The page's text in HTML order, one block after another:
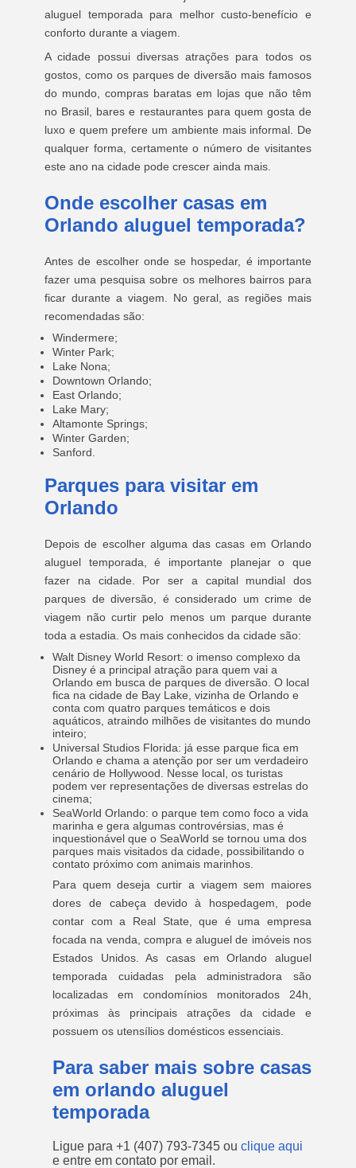
aluguel temporada para melhor custo-benefício e
conforto durante a viagem.
A cidade possui diversas atrações para todos os
gostos, como os parques de diversão mais famosos
do mundo, compras baratas em lojas que não têm
no Brasil, bares e restaurantes para quem gosta de
luxo e quem prefere um ambiente mais informal. De
qualquer forma, certamente o número de visitantes
este ano na cidade pode crescer ainda mais.
Onde escolher casas em
Orlando aluguel temporada?
Antes de escolher onde se hospedar, é importante
fazer uma pesquisa sobre os melhores bairros para
ficar durante a viagem. No geral, as regiões mais
recomendadas são:
Windermere;
Winter Park;
Lake Nona;
Downtown Orlando;
East Orlando;
Lake Mary;
Altamonte Springs;
Winter Garden;
Sanford.
Parques para visitar em
Orlando
Depois de escolher alguma das casas em Orlando
aluguel temporada, é importante planejar o que
fazer na cidade. Por ser a capital mundial dos
parques de diversão, é considerado um crime de
viagem não curtir pelo menos um parque durante
toda a estadia. Os mais conhecidos da cidade são:
Walt Disney World Resort: o imenso complexo da
Disney é a principal atração para quem vai a
Orlando em busca de parques de diversão. O local
fica na cidade de Bay Lake, vizinha de Orlando e
conta com quatro parques temáticos e dois
aquáticos, atraindo milhões de visitantes do mundo
inteiro;
Universal Studios Florida: já esse parque fica em
Orlando e chama a atenção por ser um verdadeiro
cenário de Hollywood. Nesse local, os turistas
podem ver representações de diversas estrelas do
cinema;
SeaWorld Orlando: o parque tem como foco a vida
marinha e gera algumas controvérsias, mas é
inquestionável que o SeaWorld se tornou uma dos
parques mais visitados da cidade, possibilitando o
contato próximo com animais marinhos.
Para quem deseja curtir a viagem sem maiores
dores de cabeça devido à hospedagem, pode
contar com a Real State, que é uma empresa
focada na venda, compra e aluguel de imóveis nos
Estados Unidos. As casas em Orlando aluguel
temporada cuidadas pela administradora são
localizadas em condomínios monitorados 24h,
próximas às principais atrações da cidade e
possuem os utensílios domésticos essenciais.
Para saber mais sobre casas
em orlando aluguel
temporada
Ligue para +1 (407) 793-7345 ou clique aqui
e entre em contato por email.